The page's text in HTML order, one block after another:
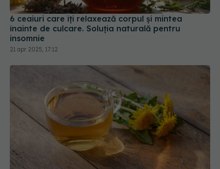
6 ceaiuri care îți relaxează corpul și mintea
înainte de culcare. Soluția naturală pentru
insomnie
21 apr 2025, 17:12